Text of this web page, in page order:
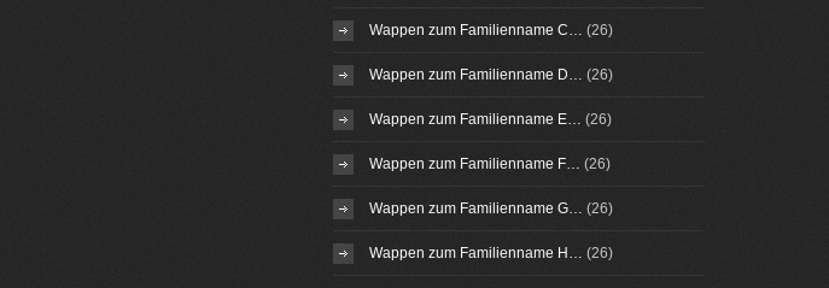
Wappen zum Familienname C… (26)
Wappen zum Familienname D… (26)
Wappen zum Familienname E… (26)
Wappen zum Familienname F… (26)
Wappen zum Familienname G… (26)
Wappen zum Familienname H… (26)